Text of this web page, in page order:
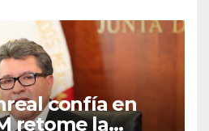
confía en
retome la